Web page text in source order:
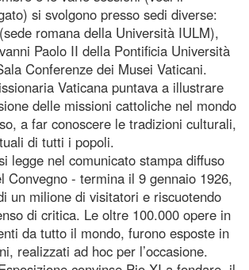
si svolgono presso sedi diverse:
romana della Università IULM),
Paolo II della Pontificia Università
Conferenze dei Musei Vaticani.
Vaticana puntava a illustrare
delle missioni cattoliche nel mondo
a far conoscere le tradizioni culturali,
di tutti i popoli.
legge nel comunicato stampa diffuso
Convegno - termina il 9 gennaio 1926,
un milione di visitatori e riscuotendo
di critica. Le oltre 100.000 opere in
da tutto il mondo, furono esposte in
realizzati ad hoc per l’occasione.